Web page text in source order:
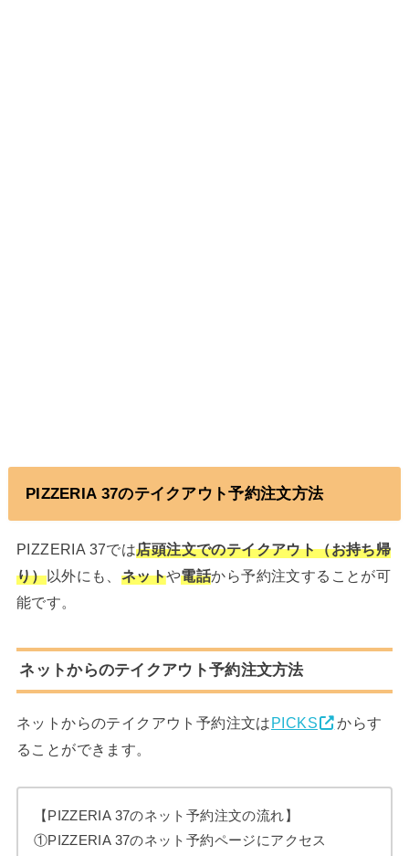
PIZZERIA 37のテイクアウト予約注文方法
PIZZERIA 37では店頭注文でのテイクアウト（お持ち帰
り）以外にも、 ネットや電話から予約注文することが可
能です。
ネットからのテイクアウト予約注文方法
ネットからのテイクアウト予約注文はPICKS
からす
ることができます。
【PIZZERIA 37のネット予約注文の流れ】
①PIZZERIA 37のネット予約ページにアクセス